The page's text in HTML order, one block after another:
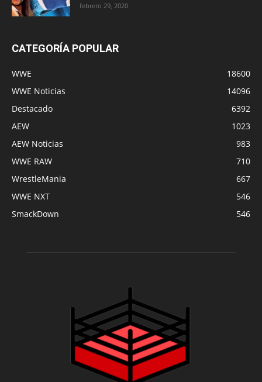
febrero 29, 2020
CATEGORÍA POPULAR
WWE
18600
WWE Noticias
14096
Destacado
6392
AEW
1023
AEW Noticias
983
WWE RAW
710
WrestleMania
667
WWE NXT
546
SmackDown
546